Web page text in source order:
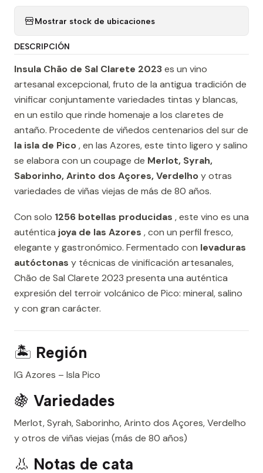
Mostrar stock de ubicaciones
DESCRIPCIÓN
Insula Chão de Sal Clarete 2023es un vino
artesanal excepcional, fruto de la antigua tradición de
vinificar conjuntamente variedades tintas y blancas,
en un estilo que rinde homenaje a los claretes de
antaño. Procedente de viñedos centenarios del sur de
la isla de Pico, en las Azores, este tinto ligero y salino
se elabora con un coupage de Merlot, Syrah,
Saborinho, Arinto dos Açores, Verdelhoy otras
variedades de viñas viejas de más de 80 años.
Con solo 1256 botellas producidas , este vino es una
auténtica joya de las Azores , con un perfil fresco,
elegante y gastronómico. Fermentado con levaduras
autóctonas y técnicas de vinificación artesanales,
Chão de Sal Clarete 2023 presenta una auténtica
expresión del terroir volcánico de Pico: mineral, salino
y con gran carácter.
🏝️ Región
IG Azores – Isla Pico
🍇 Variedades
Merlot, Syrah, Saborinho, Arinto dos Açores, Verdelho
y otros de viñas viejas (más de 80 años)
👃 Notas de cata